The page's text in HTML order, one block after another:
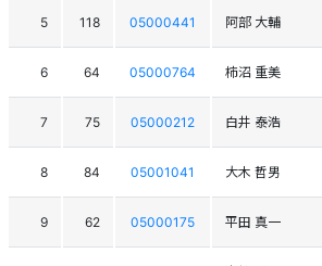
5 118 05000441 阿部 大輔
6 64 05000764 柿沼 重美
7 75 05000212 白井 泰浩
8 84 05001041 大木 哲男
9 62 05000175 平田 真一